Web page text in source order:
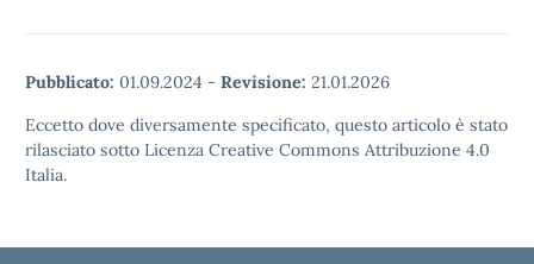
Pubblicato: 01.09.2024 - Revisione: 21.01.2026
Eccetto dove diversamente specificato, questo articolo è stato
rilasciato sotto Licenza Creative Commons Attribuzione 4.0
Italia.